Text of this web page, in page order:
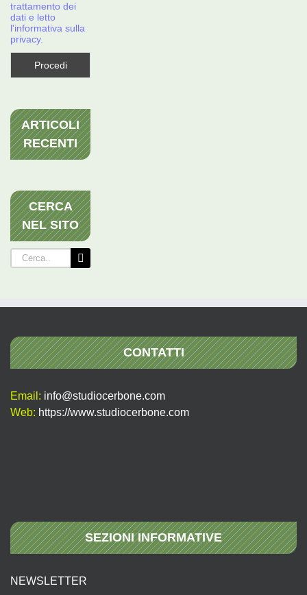
trattamento dei
dati e letto
l'informativa sulla
privacy.
ARTICOLI
RECENTI
CERCA
NEL SITO
Cerca
per:
CONTATTI
Email: info@studiocerbone.com
Web: https://www.studiocerbone.com
SEZIONI INFORMATIVE
NEWSLETTER